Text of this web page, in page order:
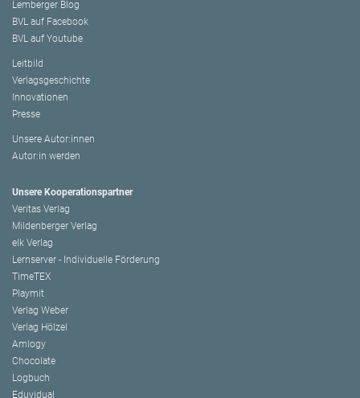
Lemberger Blog
BVL auf Facebook
BVL auf Youtube
Leitbild
Verlagsgeschichte
Innovationen
Presse
Unsere Autor:innen
Autor:in werden
Unsere Kooperationspartner
Veritas Verlag
Mildenberger Verlag
elk Verlag
Lernserver - Individuelle Förderung
TimeTEX
Playmit
Verlag Weber
Verlag Hölzel
Amlogy
Chocolate
Logbuch
Eduvidual